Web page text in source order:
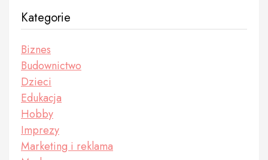
Kategorie
Biznes
Budownictwo
Dzieci
Edukacja
Hobby
Imprezy
Marketing i reklama